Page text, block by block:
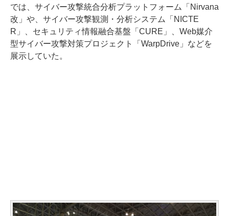
では、サイバー攻撃統合分析プラットフォーム「Nirvana
改」や、サイバー攻撃観測・分析システム「NICTE
R」、セキュリティ情報融合基盤「CURE」、Web媒介
型サイバー攻撃対策プロジェクト「WarpDrive」などを
展示していた。